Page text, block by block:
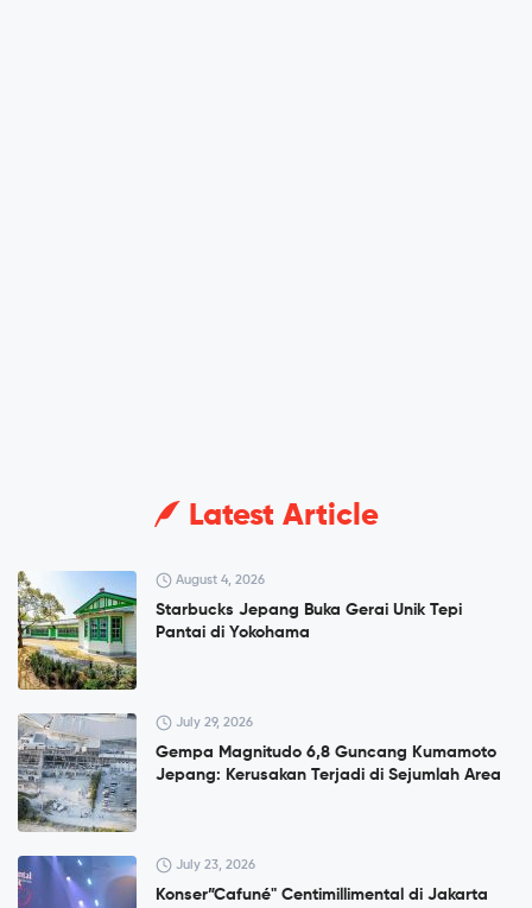
Latest Article
August 4, 2026
Starbucks Jepang Buka Gerai Unik Tepi
Pantai di Yokohama
July 29, 2026
Gempa Magnitudo 6,8 Guncang Kumamoto
Jepang: Kerusakan Terjadi di Sejumlah Area
July 23, 2026
Konser”Cafuné" Centimillimental di Jakarta